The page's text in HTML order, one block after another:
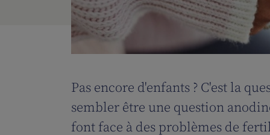
Pas encore d'enfants ? C'est la
sembler être une question
font face à des problèmes de